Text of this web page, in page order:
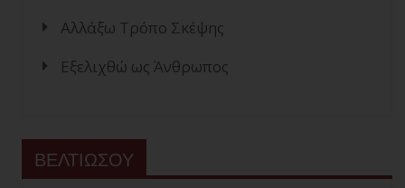
Αλλάξω Τρόπο Σκέψης
Εξελιχθώ ως Άνθρωπος
ΒΕΛΤΙΩΣΟΥ